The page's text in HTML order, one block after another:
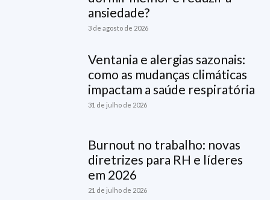
ansiedade?
3 de agosto de 2026
Ventania e alergias sazonais:
como as mudanças climáticas
impactam a saúde respiratória
31 de julho de 2026
Burnout no trabalho: novas
diretrizes para RH e líderes
em 2026
21 de julho de 2026